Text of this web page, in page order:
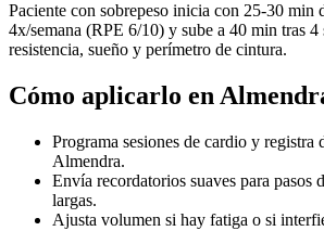
Paciente con sobrepeso inicia con 25-30 min
4x/semana (RPE 6/10) y sube a 40 min tras 4
resistencia, sueño y perímetro de cintura.
Cómo aplicarlo en
Programa sesiones de cardio y registra
Almendra.
Envía recordatorios suaves para pasos
largas.
Ajusta volumen si hay fatiga o si